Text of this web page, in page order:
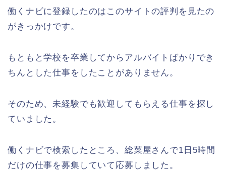
働くナビに登録したのはこのサイトの評判を見たの
がきっかけです。
もともと学校を卒業してからアルバイトばかりでき
ちんとした仕事をしたことがありません。
そのため、未経験でも歓迎してもらえる仕事を探し
ていました。
働くナビで検索したところ、総菜屋さんで1日5時間
だけの仕事を募集していて応募しました。